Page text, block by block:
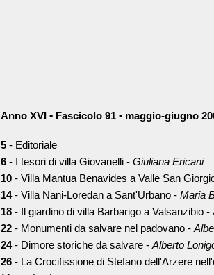
Anno XVI • Fascicolo 91 • maggio-giugno
5- Editoriale
6- I tesori di villa Giovanelli - Giuliana Ericani
10- Villa Mantua Benavides a Valle San
14- Villa Nani-Loredan a Sant'Urbano - Maria
18- Il giardino di villa Barbarigo a Valsanzibio -
22- Monumenti da salvare nel padovano -
24- Dimore storiche da salvare - Alberto
26- La Crocifissione di Stefano dell'Arzere